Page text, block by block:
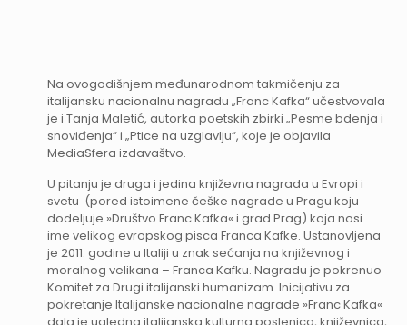
Na ovogodišnjem međunarodnom takmičenju za
italijansku nacionalnu nagradu „Franc Kafka“ učestvovala
je i Tanja Maletić, autorka poetskih zbirki „Pesme bdenja i
snoviđenja“ i „Ptice na uzglavlju“, koje je objavila
MediaSfera izdavaštvo.
U pitanju je druga i jedina književna nagrada u Evropi i
svetu (pored istoimene češke nagrade u Pragu koju
dodeljuje »Društvo Franc Kafka« i grad Prag) koja nosi
ime velikog evropskog pisca Franca Kafke. Ustanovljena
je 2011. godine u Italiji u znak sećanja na književnog i
moralnog velikana – Franca Kafku. Nagradu je pokrenuo
Komitet za Drugi italijanski humanizam. Inicijativu za
pokretanje Italijanske nacionalne nagrade »Franc Kafka«